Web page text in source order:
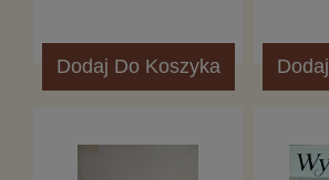
Dodaj Do Koszyka Dodaj